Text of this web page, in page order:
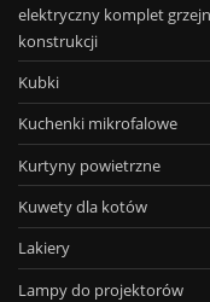
elektryczny komplet
konstrukcji
Kubki
Kuchenki mikrofalowe
Kurtyny powietrzne
Kuwety dla kotów
Lakiery
Lampy do projektorów